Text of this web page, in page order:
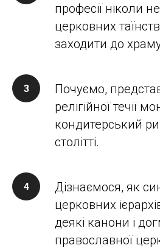
професії ніколи
церковних
заходити до
Почуємо,
релігійної течії
кондитерський
столітті.
Дізнаємося, як
церковних
деякі канони і
православної